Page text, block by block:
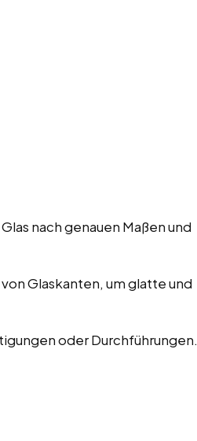
nach genauen Maßen und
Glaskanten, um glatte und
oder Durchführungen.